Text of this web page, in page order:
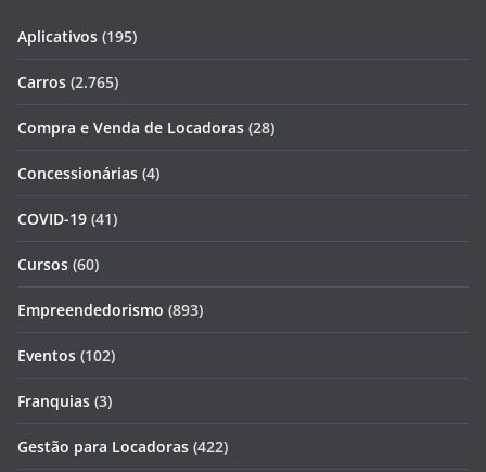
Aplicativos (195)
Carros (2.765)
Compra e Venda de Locadoras (28)
Concessionárias (4)
COVID-19 (41)
Cursos (60)
Empreendedorismo (893)
Eventos (102)
Franquias (3)
Gestão para Locadoras (422)